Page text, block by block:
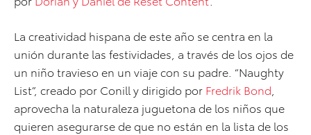
La creatividad hispana de este año se centra en la
unión durante las festividades, a través de los ojos de
un niño travieso en un viaje con su padre. “Naughty
List”, creado por Conill y dirigido por Fredrik Bond
aprovecha la naturaleza juguetona de los niños que
quieren asegurarse de que no están en la lista de los